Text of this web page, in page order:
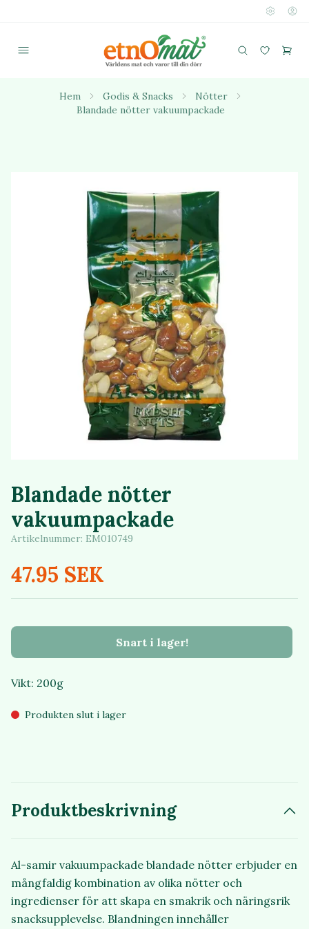
Hem Godis & Snacks
Nötter
Blandade nötter vakuumpackade
Blandade nötter
vakuumpackade
Artikelnummer: EM010749
47.95 SEK
Snart i lager!
Vikt: 200g
Produkten slut i lager
Produktbeskrivning
Al-samir vakuumpackade blandade nötter erbjuder en
mångfaldig kombination av olika nötter och
ingredienser för att skapa en smakrik och näringsrik
snacksupplevelse. Blandningen innehåller